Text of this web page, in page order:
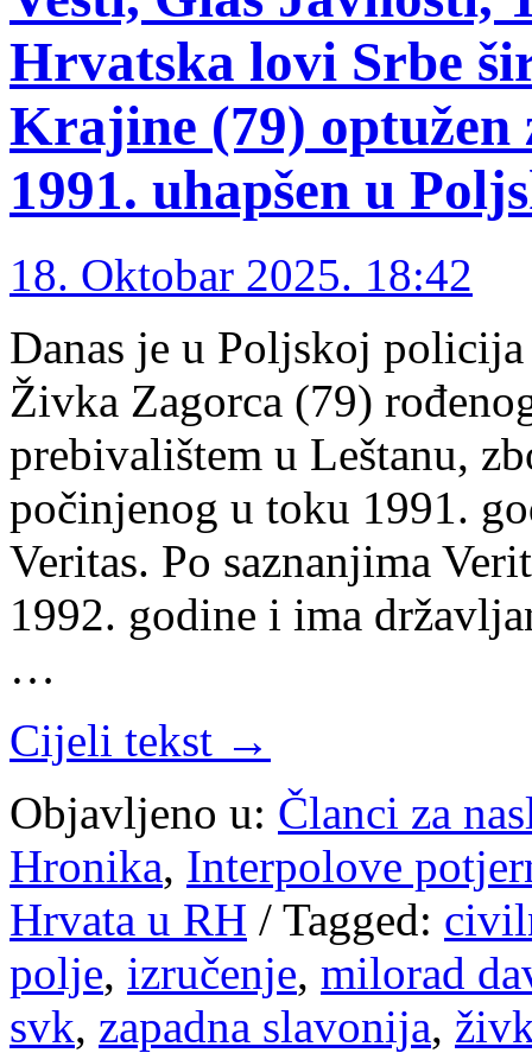
Hrvatska lovi Srbe
Krajine (79)
1991. uhapšen u
18. Oktobar 2025. 18:42
Danas je u Poljskoj
Živka Zagorca (79)
prebivalištem u Leštanu,
počinjenog u toku 1991.
Veritas. Po saznanjima
1992. godine i ima
…
Cijeli tekst →
Objavljeno u: Članci za
Hronika, Interpolove
Hrvata u RH / Tagged:
polje, izručenje, milorad
svk, zapadna slavonija,